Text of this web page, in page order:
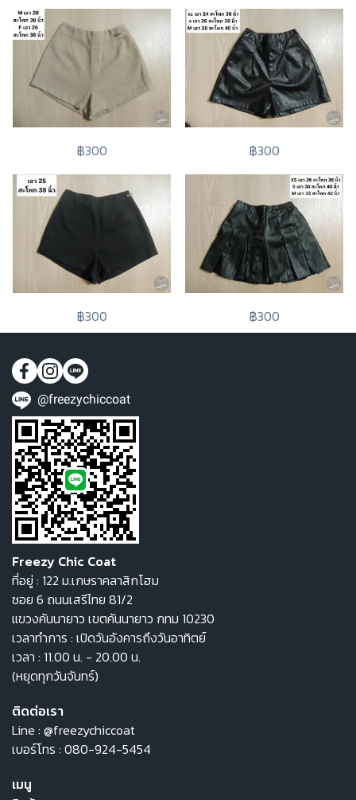
฿300 ฿300
฿300 ฿300
@freezychiccoat
Freezy Chic Coat
ที่อยู่ : 122 ม.เกษราคลาสิกโฮม
ซอย 6 ถนนเสรีไทย 81/2
แขวงคันนายาว เขตคันนายาว กทม 10230
เวลาทำการ : เปิดวันอังคารถึงวันอาทิตย์
เวลา : 11.00 น. - 20.00 น.
(หยุดทุกวันจันทร์)
ติดต่อเรา
Line : @freezychiccoat
เบอร์โทร : 080-924-5454
เมนู